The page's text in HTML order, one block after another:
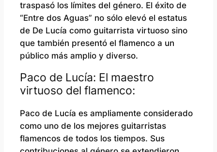
traspasó los límites del género. El éxito de
“Entre dos Aguas” no sólo elevó el estatus
de De Lucía como guitarrista virtuoso sino
que también presentó el flamenco a un
público más amplio y diverso.
Paco de Lucía: El maestro
virtuoso del flamenco:
Paco de Lucía es ampliamente considerado
como uno de los mejores guitarristas
flamencos de todos los tiempos. Sus